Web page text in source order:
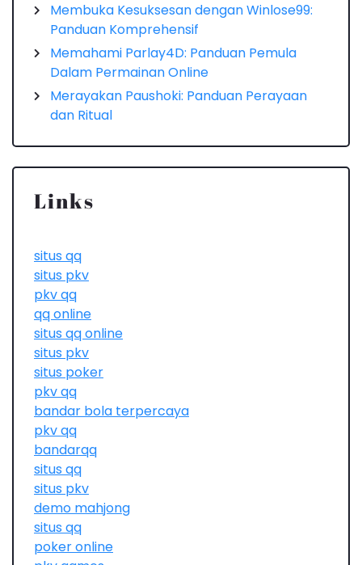
Membuka Kesuksesan dengan Winlose99:
Panduan Komprehensif
Memahami Parlay4D: Panduan Pemula
Dalam Permainan Online
Merayakan Paushoki: Panduan Perayaan
dan Ritual
Links
situs qq
situs pkv
pkv qq
qq online
situs qq online
situs pkv
situs poker
pkv qq
bandar bola terpercaya
pkv qq
bandarqq
situs qq
situs pkv
demo mahjong
situs qq
poker online